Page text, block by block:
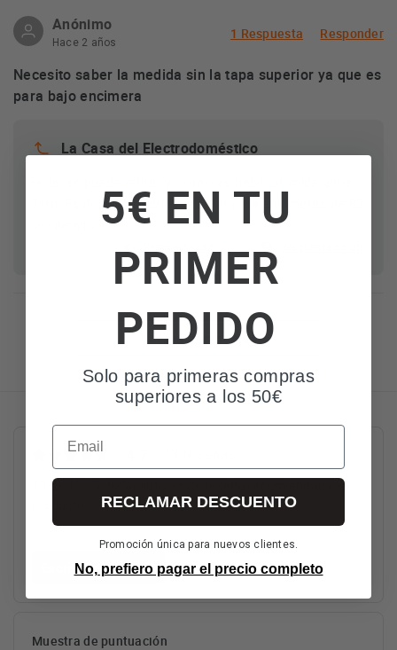
Anónimo
Hace 2 años
1 Respuesta Responder
Necesito saber la medida sin la tapa superior ya que es
para bajo encimera
La Casa del Electrodoméstico
3cm. Es decir, lo podrías adaptar para encimeras de 82
Ver más preguntas
10 de 13 (76,92%) autores de reseña recomiendan este
Escribe una reseña
Muestra de puntuación
5€ EN TU
PRIMER
PEDIDO
Solo para primeras compras
superiores a los 50€
Email
RECLAMAR DESCUENTO
Promoción única para nuevos clientes.
No, prefiero pagar el precio completo